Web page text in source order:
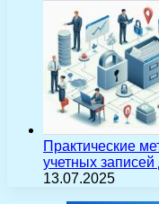
Практические
учетных
13.07.2025